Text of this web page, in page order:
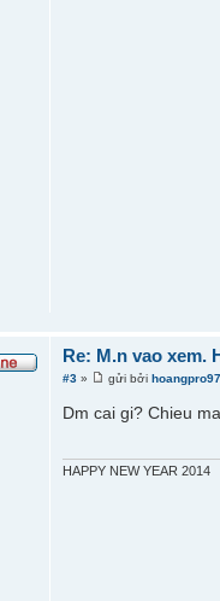
Re: M.n vao xem.
#3 » gửi bởi
Dm cai gi? Chieu
HAPPY NEW YEAR 2014